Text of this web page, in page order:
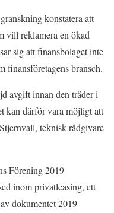
konstatera att
vill reklamera en ökad
sig att finansbolaget inte
finansföretagens bransch.
avgift innan den träder i
kan därför vara möjligt att
teknisk rådgivare
Förening 2019
inom privatleasing, ett
dokumentet 2019